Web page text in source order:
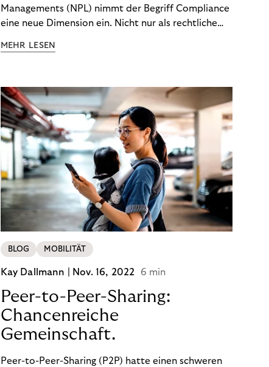
Managements (NPL) nimmt der Begriff Compliance
eine neue Dimension ein. Nicht nur als rechtliche
Wettbewerbsvorteil. In einem Umfeld steigender
(DSGVO) – geraten viele Unternehmen an die
Grenzen traditioneller Compliance-Mechanismen.
MEHR LESEN
BLOG MOBILITÄT
Kay Dallmann | Nov. 16, 2022 6 min
Peer-to-Peer-Sharing:
Chancenreiche
Gemeinschaft.
Peer-to-Peer-Sharing (P2P) hatte einen schweren